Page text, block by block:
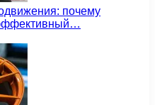
почему